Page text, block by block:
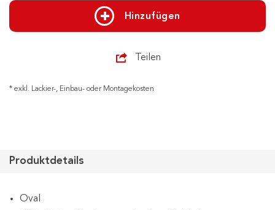
Hinzufügen
Teilen
* exkl. Lackier-, Einbau- oder Montagekosten
Produktdetails
Oval